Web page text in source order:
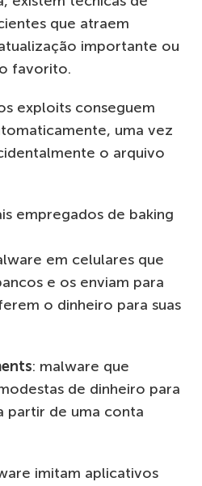
que atraem
importante ou
favorito.
exploits conseguem
uma vez
o arquivo
empregados de baking
em celulares que
e os enviam para
o dinheiro para suas
: malware que
de dinheiro para
partir de uma conta
imitam aplicativos